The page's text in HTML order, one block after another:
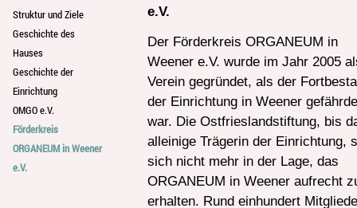
Struktur und Ziele
Geschichte des
Hauses
Geschichte der
Einrichtung
OMGO e.V.
Förderkreis
ORGANEUM in Weener
e.V.
e.V.
Der Förderkreis ORGANEUM in
Weener e.V. wurde im Jahr 2005
Verein gegründet, als der
der Einrichtung in Weener
war. Die Ostfrieslandstiftung, bis
alleinige Trägerin der Einrichtung,
sich nicht mehr in der Lage, das
ORGANEUM in Weener aufrecht
erhalten. Rund einhundert